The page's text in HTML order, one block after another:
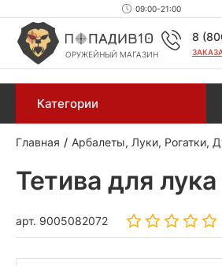
09:00-21:00
ОРУЖЕЙНЫЙ МАГАЗИН
8
Категории
Главная Арбалеты, Луки, Рогатки,
Тетива для
арт. 9005082072